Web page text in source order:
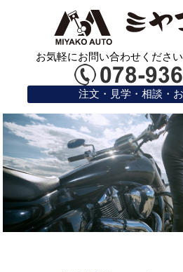
お気軽にお問い合わせください
注文・見学・相談・